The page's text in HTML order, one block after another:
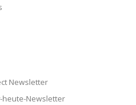
Newsletter
heute-Newsletter